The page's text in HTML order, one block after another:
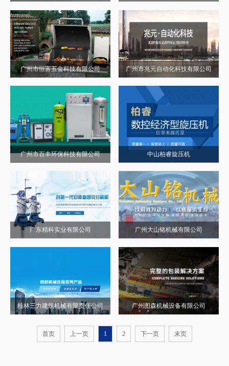
广州市恒富五金科技有限公司 广州市兆元自动化科技有限公司
广州市百丰环保科技有限公司 中山柏睿旋压机
广东精科实业有限公司 广州大山铭机械有限公司
桂林三力建筑机械有限责任公司 广州图森机械设备有限公司
首页 上一页 1 2 下一页 末页